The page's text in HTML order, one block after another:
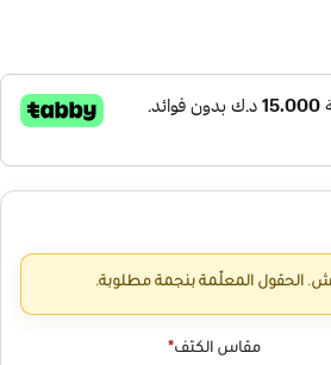
الحقول المعلّمة بنجمة مطلوبة.
مقاس الكتف*